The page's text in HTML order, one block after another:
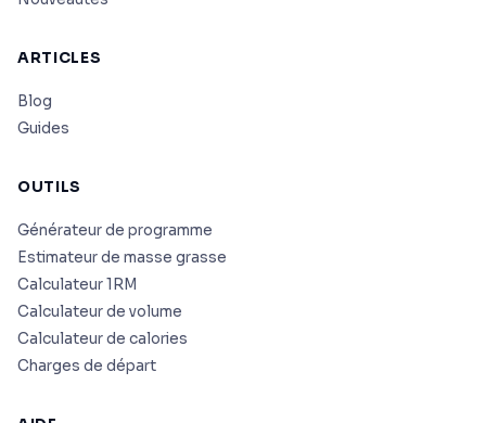
ARTICLES
Blog
Guides
OUTILS
Générateur de programme
Estimateur de masse grasse
Calculateur 1RM
Calculateur de volume
Calculateur de calories
Charges de départ